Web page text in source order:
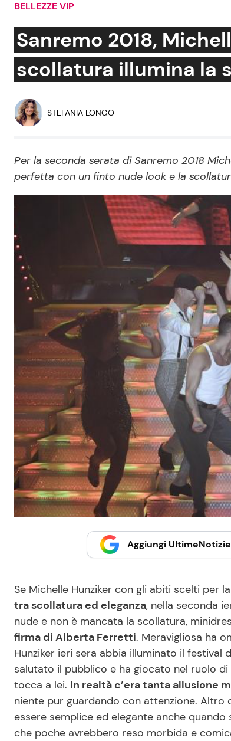
Social News
News dal mondo
Mondo
News
Salute
Viaggi e
Festività
BELLEZZE VIP
Sanremo 2018,
scollatura illumina la
STEFANIA LONGO
Per la seconda serata di Sanremo 2018
perfetta con un finto nude look e la
Aggiungi
Se Michelle Hunziker con gli abiti scelti per
tra scollatura ed eleganza, nella seconda
nude e non è mancata la scollatura,
firma di Alberta Ferretti. Meravigliosa ha
Hunziker ieri sera abbia illuminato il festival
salutato il pubblico e ha giocato nel ruolo
tocca a lei. In realtà c’era tanta allusione
niente pur guardando con attenzione. Altro
essere semplice ed elegante anche quando
che poche avrebbero reso morbida e